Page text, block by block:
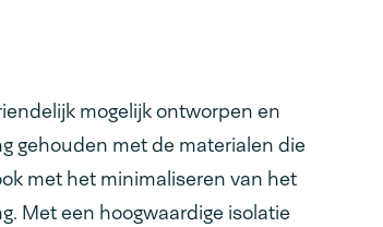
mogelijk ontworpen en
gehouden met de materialen die
met het minimaliseren van het
Met een hoogwaardige isolatie